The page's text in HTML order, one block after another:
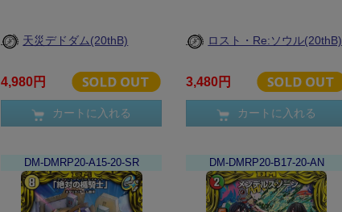
天災デドダム(20thB)
4,980円
カートに入れる
ロスト・Re:ソウル(20thB)
3,480円
カートに入れる
DM-DMRP20-A15-20-SR DM-DMRP20-B17-20-AN